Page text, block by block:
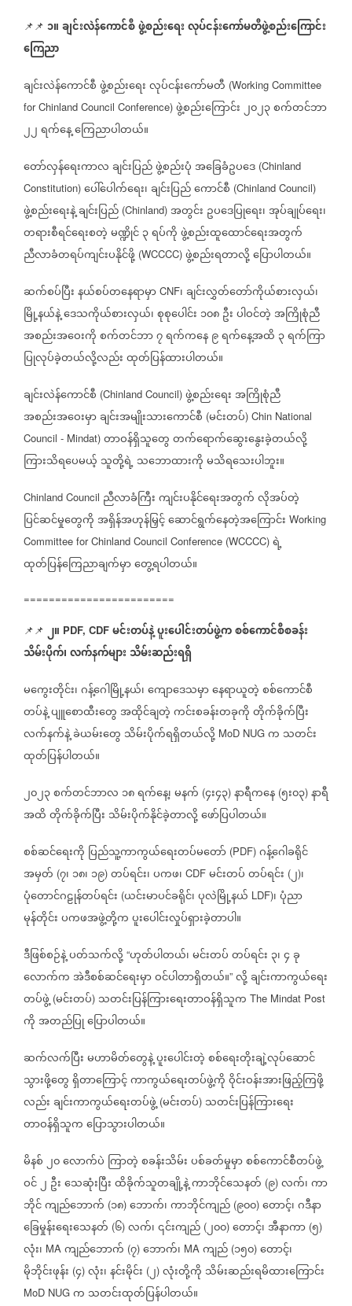
📌📌 ၁။ချင်းလဲန်ကောင်စီဖွဲ့စည်းရေးလုပ်ငန်းကော်မတီဖွဲ့စည်းကြောင်း
ကြေညာ
ချင်းလဲန်ကောင်စီဖွဲ့စည်းရေးလုပ်ငန်းကော်မတီ (Working Committee
for Chinland Council Conference) ဖွဲ့စည်းကြောင်း၂၀၂၃စက်တင်ဘာ
၂၂ရက်နေ့ကြေညာပါတယ်။
တော်လှန်ရေးကာလချင်းပြည်ဖွဲ့စည်းပုံအခြေခံဥပဒေ (Chinland
Constitution) ပေါ်ပေါက်ရေး၊ချင်းပြည်ကောင်စီ (Chinland Council)
ဖွဲ့စည်းရေးနဲ့ချင်းပြည် (Chinland) အတွင်း ဥပဒေပြုရေး၊အုပ်ချုပ်ရေး၊
တရားစီရင်ရေးစတဲ့မဏ္ဍိုင်၃ရပ်ကိုဖွဲ့စည်းထူထောင်ရေးအတွက်
ညီလာခံတရပ်ကျင်းပနိုင်ဖို့ (WCCCC) ဖွဲ့စည်းရတာလို့ပြောပါတယ်။
ဆက်စပ်ပြီးနယ်စပ်တနေရာမှာ CNF၊ချင်းလွှတ်တော်ကိုယ်စားလှယ်၊
မြို့နယ်နဲ့ဒေသကိုယ်စားလှယ်၊စုစုပေါင်း ၁၀၈ဦးပါဝင်တဲ့အကြိုစုံညီ
အစည်းအဝေးကိုစက်တင်ဘာ၇ရက်ကနေ၉ရက်နေ့အထိ ၃ရက်ကြာ
ပြုလုပ်ခဲ့တယ်လို့လည်းထုတ်ပြန်ထားပါတယ်။
ချင်းလဲန်ကောင်စီ (Chinland Council) ဖွဲ့စည်းရေးအကြိုစုံညီ
အစည်းအဝေးမှာချင်းအမျိုးသားကောင်စီ (မင်းတပ်) Chin National
Council - Mindat) တာဝန်ရှိသူတွေတက်ရောက်ဆွေးနွေးခဲ့တယ်လို့
ကြားသိရပေမယ့် သူတို့ရဲ့သဘောထားကိုမသိရသေးပါဘူး။
Chinland Council ညီလာခံကြီးကျင်းပနိုင်ရေးအတွက်လိုအပ်တဲ့
ပြင်ဆင်မှုတွေကိုအရှိန်အဟုန်မြှင့်ဆောင်ရွက်နေတဲ့အကြောင်း Working
Committee for Chinland Council Conference (WCCCC) ရဲ့
ထုတ်ပြန်ကြေညာချက်မှာတွေ့ရပါတယ်။
========================
📌📌 ၂။ PDF, CDF မင်းတပ်နဲ့ပူးပေါင်းတပ်ဖွဲ့ကစစ်ကောင်စီစခန်း
သိမ်းပိုက်၊လက်နက်များသိမ်းဆည်းရရှိ
မကွေးတိုင်း၊ဂန့်ဂေါမြို့နယ်၊ကျောဒေသမှာနေရာယူတဲ့စစ်ကောင်စီ
တပ်နဲ့ပျူစောထီးတွေအထိုင်ချတဲ့ကင်းစခန်းတခုကိုတိုက်ခိုက်ပြီး
လက်နက်နဲ့ခဲယမ်းတွေ သိမ်းပိုက်ရရှိတယ်လို့ MoD NUG က သတင်း
ထုတ်ပြန်ပါတယ်။
၂၀၂၃စက်တင်ဘာလ ၁၈ရက်နေ့၊မနက် (၄း၄၃) နာရီကနေ (၅း၀၃) နာရီ
အထိတိုက်ခိုက်ပြီး သိမ်းပိုက်နိုင်ခဲ့တာလို့ဖော်ပြပါတယ်။
စစ်ဆင်ရေးကို ပြည်သူ့ကာကွယ်ရေးတပ်မတော် (PDF) ဂန့်ဂေါခရိုင်
အမှတ် (၇၊ ၁၈၊ ၁၉) တပ်ရင်း၊ပကဖ၊ CDF မင်းတပ်တပ်ရင်း (၂)၊
ပုံတောင်ဂဠုန်တပ်ရင်း (ယင်းမာပင်ခရိုင်၊ပုလဲမြို့နယ် LDF)၊ပုံညာ
မုန်တိုင်းပကဖအဖွဲ့တို့ကပူးပေါင်းလှုပ်ရှားခဲ့တာပါ။
ဒီဖြစ်စဉ်နဲ့ပတ်သက်လို့ “ဟုတ်ပါတယ်၊မင်းတပ်တပ်ရင်း ၃၊၄ခု
လောက်ကအဲဒီစစ်ဆင်ရေးမှာဝင်ပါတာရှိတယ်။” လို့ချင်းကာကွယ်ရေး
တပ်ဖွဲ့ (မင်းတပ်) သတင်းပြန်ကြားရေးတာဝန်ရှိသူက The Mindat Post
ကိုအတည်ပြုပြောပါတယ်။
ဆက်လက်ပြီးမဟာမိတ်တွေနဲ့ပူးပေါင်းတဲ့စစ်ရေးတိုးချဲ့လုပ်ဆောင်
သွားဖို့တွေရှိတာကြောင့်ကာကွယ်ရေးတပ်ဖွဲ့ကိုဝိုင်းဝန်းအားဖြည့်ကြဖို့
လည်းချင်းကာကွယ်ရေးတပ်ဖွဲ့ (မင်းတပ်) သတင်းပြန်ကြားရေး
တာဝန်ရှိသူကပြောသွားပါတယ်။
မိနစ်၂၀လောက်ပဲ ကြာတဲ့စခန်းသိမ်းပစ်ခတ်မှုမှာစစ်ကောင်စီတပ်ဖွဲ့
ဝင်၂ ဦးသေဆုံးပြီးထိခိုက်သူတချို့နဲ့ကာဘိုင်သေနတ် (၉) လက်၊ကာ
ဘိုင်ကျည်ဘောက် (၁၈) ဘောက်၊ကာဘိုင်ကျည် (၉၀၀) တောင့်၊ဂဒီနာ
ခြေမှုန်းရေးသေနတ် (၆) လက်၊၎င်းကျည် (၂၀၀) တောင့်၊အီနာကာ (၅)
လုံး၊ MA ကျည်ဘောက် (၇) ဘောက်၊ MA ကျည် (၁၅၀) တောင့်၊
မိုဘိုင်းဖုန်း (၄) လုံး၊နင်းမိုင်း (၂) လုံးတို့ကို သိမ်းဆည်းရမိထားကြောင်း
MoD NUG က သတင်းထုတ်ပြန်ပါတယ်။